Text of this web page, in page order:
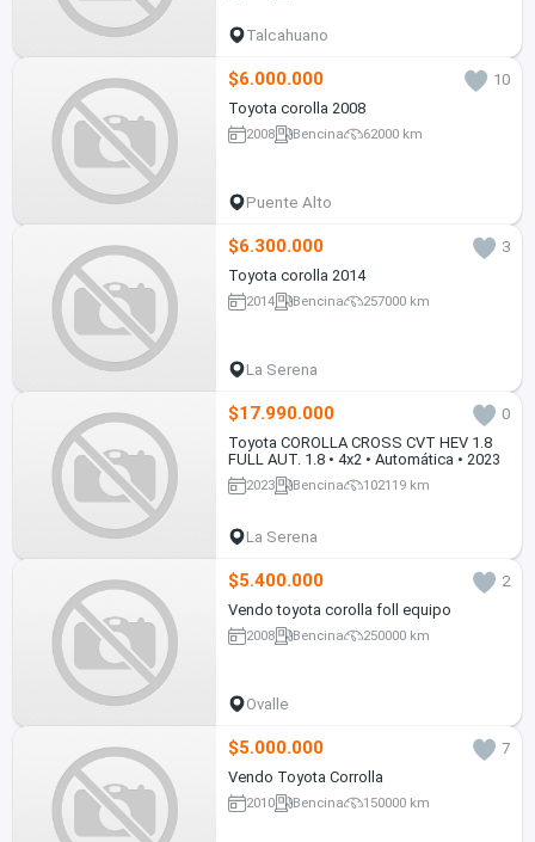
Talcahuano
$6.000.000
10
Toyota corolla 2008
2008 Bencina 62000 km
Puente Alto
$6.300.000
3
Toyota corolla 2014
2014 Bencina 257000 km
La Serena
$17.990.000
0
Toyota COROLLA CROSS CVT HEV 1.8
FULL AUT. 1.8 • 4x2 • Automática • 2023
2023 Bencina 102119 km
La Serena
$5.400.000
2
Vendo toyota corolla foll equipo
2008 Bencina 250000 km
Ovalle
$5.000.000
7
Vendo Toyota Corrolla
2010 Bencina 150000 km